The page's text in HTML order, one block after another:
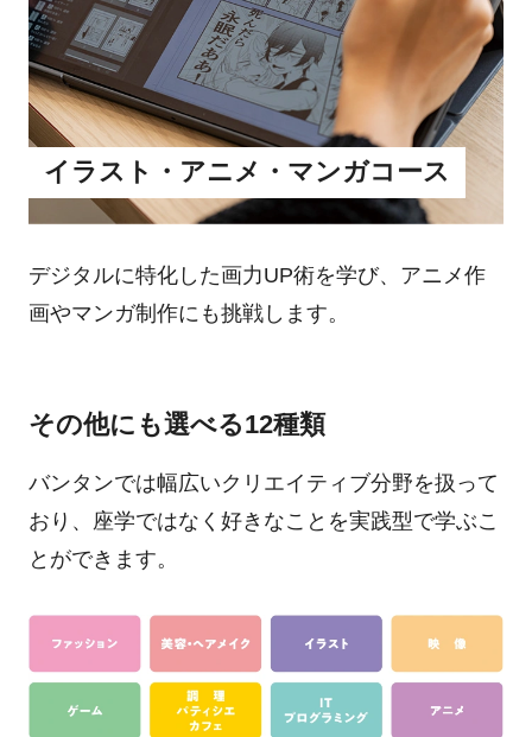
イラスト・アニメ・マンガコース
デジタルに特化した画力UP術を学び、アニメ作
画やマンガ制作にも挑戦します。
その他にも選べる12種類
バンタンでは幅広いクリエイティブ分野を扱って
おり、座学ではなく好きなことを実践型で学ぶこ
とができます。